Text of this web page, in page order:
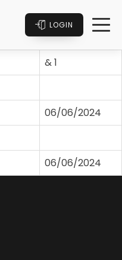
LOGIN
& 1
06/06/2024
06/06/2024